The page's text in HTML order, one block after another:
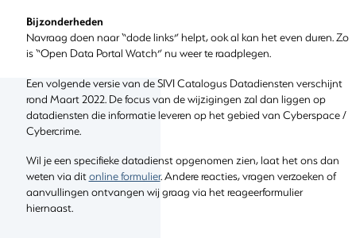
Bijzonderheden
Navraag doen naar “dode links” helpt, ook al kan het even duren. Zo
is “Open Data Portal Watch” nu weer te raadplegen.
Een volgende versie van de SIVI Catalogus Datadiensten verschijnt
rond Maart 2022. De focus van de wijzigingen zal dan liggen op
datadiensten die informatie leveren op het gebied van Cyberspace /
Cybercrime.
Wil je een specifieke datadienst opgenomen zien, laat het ons dan
weten via ditonline formulier. Andere reacties, vragen verzoeken of
aanvullingen ontvangen wij graag via het reageerformulier
hiernaast.